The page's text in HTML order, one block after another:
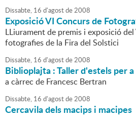
Dissabte, 16 d'agostde2008
Exposició VI Concurs de
LLiurament de premis i exposició
fotografies de la Fira del Solstici
Dissabte, 16 d'agostde2008
Biblioplajta : Taller d'estels per
a càrrec de Francesc Bertran
Dissabte, 16 d'agostde2008
Cercavila dels macips i macipes